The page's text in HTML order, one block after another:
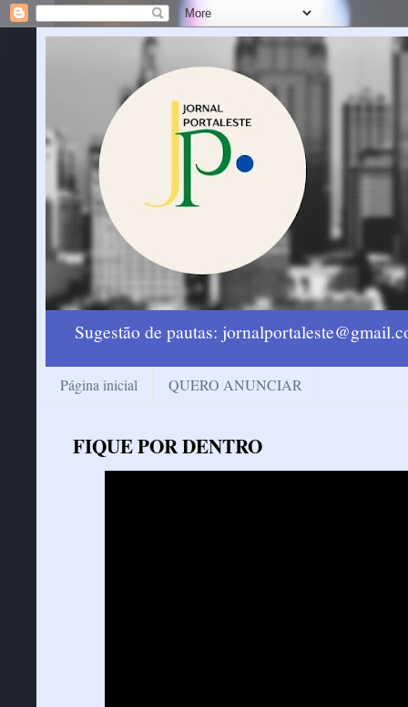
Sugestão de pautas:
Página inicial QUERO ANUNCIAR
FIQUE POR DENTRO